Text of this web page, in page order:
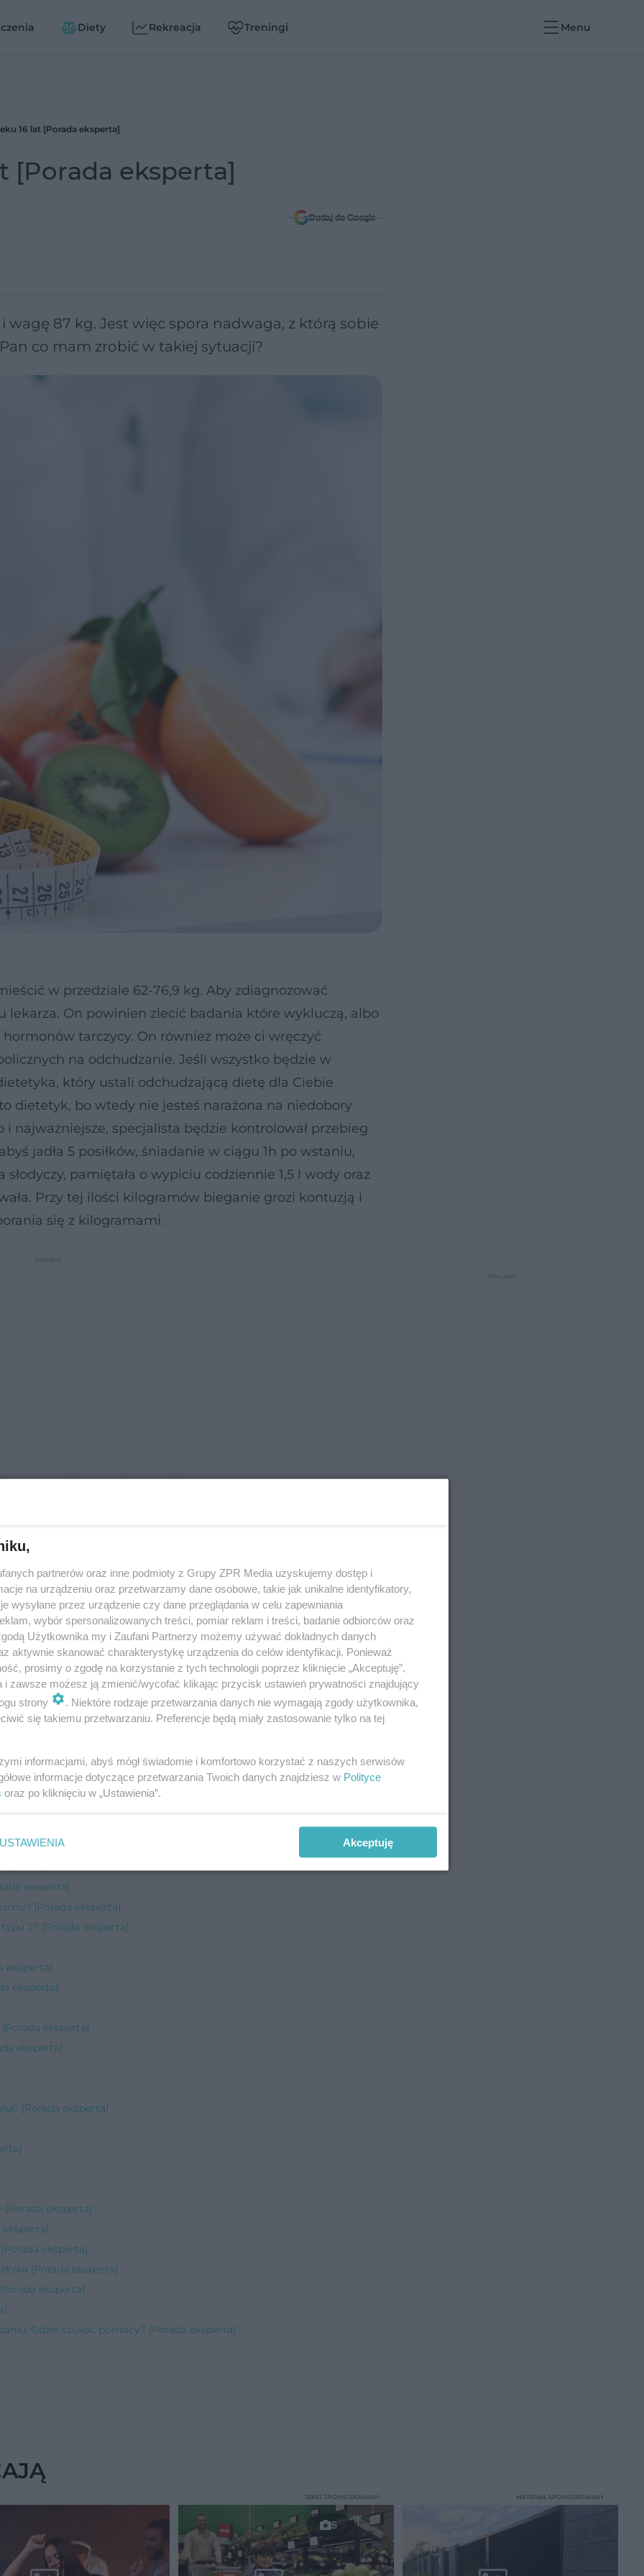
Diety Rekreacja Treningi Menu
16 lat [Porada eksperta]
[Porada eksperta]
Dodaj do Google
wagę 87 kg. Jest więc spora nadwaga, z którą sobie
co mam zrobić w takiej sytuacji?
w przedziale 62-76,9 kg. Aby zdiagnozować
lekarza. On powinien zlecić badania które wykluczą, albo
tarczycy. On również może ci wręczyć
na odchudzanie. Jeśli wszystko będzie w
który ustali odchudzającą dietę dla Ciebie
dietetyk, bo wtedy nie jesteś narażona na niedobory
najważniejsze, specjalista będzie kontrolował przebieg
jadła 5 posiłków, śniadanie w ciągu 1h po wstaniu,
słodyczy, pamiętała o wypiciu codziennie 1,5 l wody oraz
Przy tej ilości kilogramów bieganie grozi kontuzją i
się z kilogramami.
i nie zastąpi wizyty u lekarza.
mieście", miłośniczka biegów i maratonów.
eksperta]
[Porada eksperta]
eksperta]
eksperta]
[Porada eksperta]
2? [Porada eksperta]
eksperta]
eksperta]
eksperta]
eksperta]
[Porada eksperta]
eksperta]
eksperta]
[Porada eksperta]
eksperta]
Gdzie szukać pomocy? [Porada eksperta]
5
TEKST SPONSOROWANY MATERIAŁ SPONSOROWANY
partnerów oraz inne podmioty z Grupy ZPR Media uzyskujemy dostęp i
na urządzeniu oraz przetwarzamy dane osobowe, takie jak unikalne identyfikatory,
wysyłane przez urządzenie czy dane przeglądania w celu zapewniania
wybór spersonalizowanych treści, pomiar reklam i treści, badanie odbiorców oraz
Użytkownika my i Zaufani Partnerzy możemy używać dokładnych danych
aktywnie skanować charakterystykę urządzenia do celów identyfikacji. Ponieważ
prosimy o zgodę na korzystanie z tych technologii poprzez kliknięcie „Akceptuję”.
i zawsze możesz ją zmienić/wycofać klikając przycisk ustawień prywatności znajdujący
strony
. Niektóre rodzaje przetwarzania danych nie wymagają zgody użytkownika,
się takiemu przetwarzaniu. Preferencje będą miały zastosowanie tylko na tej
informacjami, abyś mógł świadomie i komfortowo korzystać z naszych serwisów
informacje dotyczące przetwarzania Twoich danych znajdziesz w Polityce
oraz po kliknięciu w „Ustawienia”.
USTAWIENIA Akceptuję